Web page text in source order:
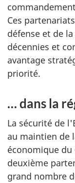
Ces
défense et de
décennies et
avantage
priorité.
… dans la
La sécurité de
au maintien de
économique du
deuxième
grand nombre